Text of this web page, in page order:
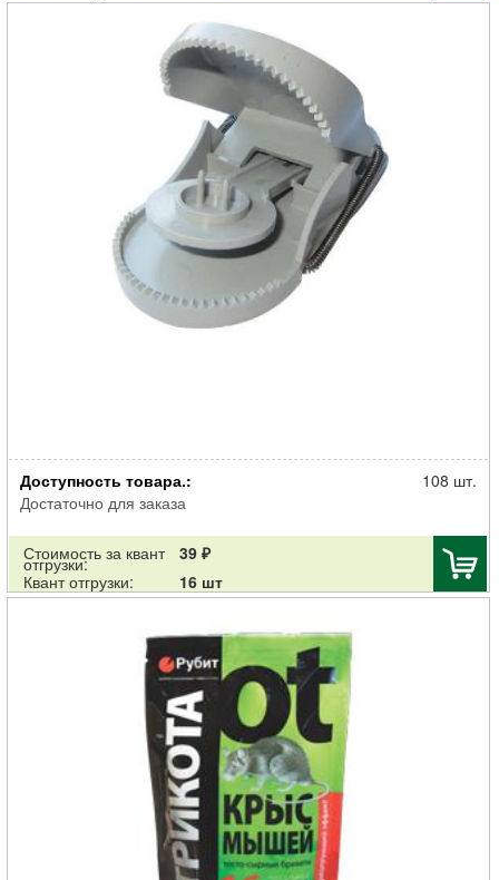
Ловушка механическая РУБИТ для мышей пластик
Доступность товара.:
Достаточно для заказа
108 шт.
Стоимость за квант
отгрузки:
39 ₽
Квант отгрузки:
16 шт